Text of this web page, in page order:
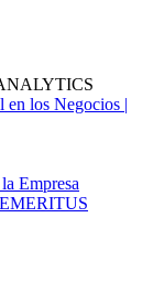
los Negocios |
Empresa
EMERITUS